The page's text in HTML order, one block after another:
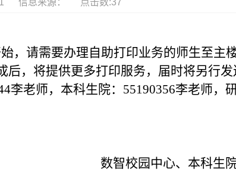
01 信息来源： 点击数:37
，请需要办理自助打印业务的师生至主
，将提供更多打印服务，届时将另行
老师，本科生院：55190356李老师，
数智校园中心、本科生